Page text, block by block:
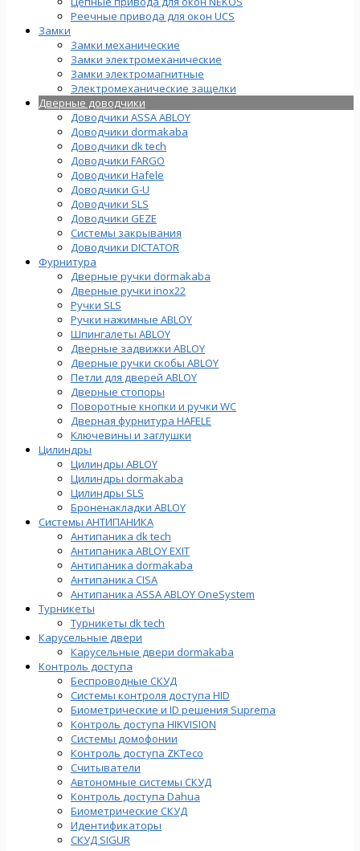
Реечные привода для окон UСS
Замки
Замки механические
Замки электромеханические
Замки электромагнитные
Электромеханические защелки
Дверные доводчики
Доводчики ASSA ABLOY
Доводчики dormakaba
Доводчики dk tech
Доводчики FARGO
Доводчики Hafele
Доводчики G-U
Доводчики SLS
Доводчики GEZE
Cистемы закрывания
Доводчики DICTATOR
Фурнитура
Дверные ручки dormakaba
Дверные ручки inox22
Ручки SLS
Ручки нажимные ABLOY
Шпингалеты ABLOY
Дверные задвижки ABLOY
Дверные ручки скобы ABLOY
Петли для дверей ABLOY
Дверные стопоры
Поворотные кнопки и ручки WC
Дверная фурнитура HAFELE
Ключевины и заглушки
Цилиндры
Цилиндры ABLOY
Цилиндры dormakaba
Цилиндры SLS
Броненакладки ABLOY
Системы АНТИПАНИКА
Антипаника dk tech
Антипаника ABLOY EXIT
Антипаника dormakaba
Антипаника СISA
Антипаника ASSA ABLOY OneSystem
Турникеты
Турникеты dk tech
Карусельные двери
Карусельные двери dormakaba
Контроль доступа
Беспроводные СКУД
Системы контроля доступа HID
Биометрические и ID решения Suprema
Контроль доступа HIKVISION
Системы домофонии
Контроль доступа ZKTeco
Считыватели
Автономные системы СКУД
Контроль доступа Dahua
Биометрические СКУД
Идентификаторы
СКУД SIGUR